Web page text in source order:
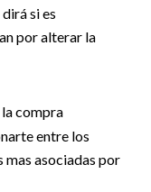
si es
por alterar la
la compra
entre los
mas asociadas por